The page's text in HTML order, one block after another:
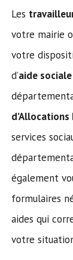
Les
votre mairie
votre
d’aide sociale
services
également
formulaires
aides qui
votre